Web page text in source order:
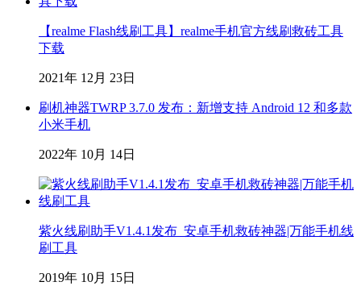
【realme Flash线刷工具】realme手机官方线刷救砖工具
下载
2021年 12月 23日
刷机神器TWRP 3.7.0 发布：新增支持 Android 12 和多款
小米手机
2022年 10月 14日
紫火线刷助手V1.4.1发布_安卓手机救砖神器|万能手机线
刷工具
2019年 10月 15日